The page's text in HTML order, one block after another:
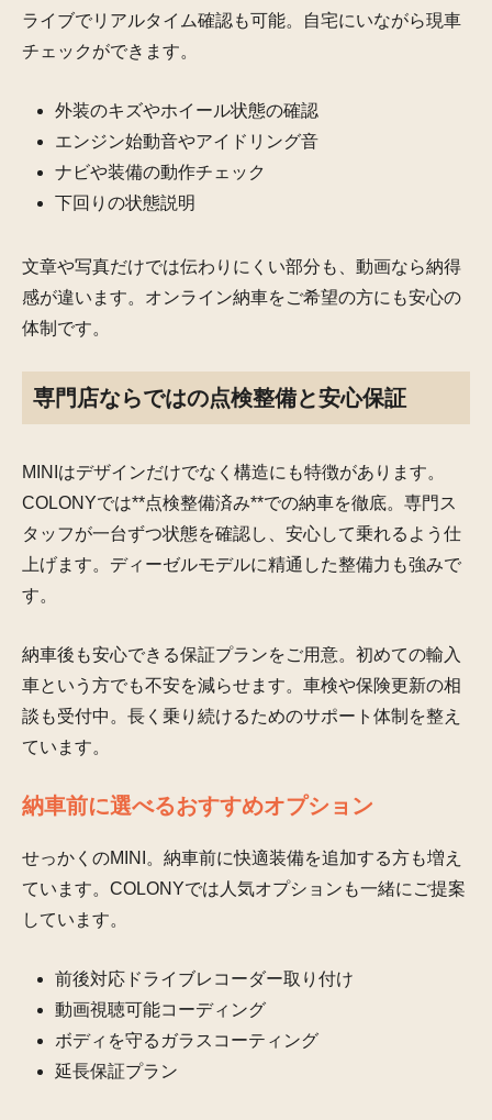
ライブでリアルタイム確認も可能。自宅にいながら現車
チェックができます。
外装のキズやホイール状態の確認
エンジン始動音やアイドリング音
ナビや装備の動作チェック
下回りの状態説明
文章や写真だけでは伝わりにくい部分も、動画なら納得
感が違います。オンライン納車をご希望の方にも安心の
体制です。
専門店ならではの点検整備と安心保証
MINIはデザインだけでなく構造にも特徴があります。
COLONYでは**点検整備済み**での納車を徹底。専門ス
タッフが一台ずつ状態を確認し、安心して乗れるよう仕
上げます。ディーゼルモデルに精通した整備力も強みで
す。
納車後も安心できる保証プランをご用意。初めての輸入
車という方でも不安を減らせます。車検や保険更新の相
談も受付中。長く乗り続けるためのサポート体制を整え
ています。
納車前に選べるおすすめオプション
せっかくのMINI。納車前に快適装備を追加する方も増え
ています。COLONYでは人気オプションも一緒にご提案
しています。
前後対応ドライブレコーダー取り付け
動画視聴可能コーディング
ボディを守るガラスコーティング
延長保証プラン